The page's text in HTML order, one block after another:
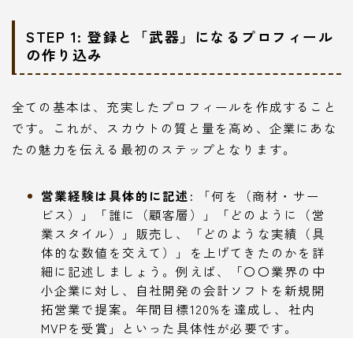
STEP 1: 登録と「武器」になるプロフィール
の作り込み
全ての基本は、充実したプロフィールを作成すること
です。これが、スカウトの質と量を高め、企業にあな
たの魅力を伝える最初のステップとなります。
営業経験は具体的に記述: 「何を（商材・サー
ビス）」「誰に（顧客層）」「どのように（営
業スタイル）」販売し、「どのような実績（具
体的な数値を交えて）」を上げてきたのかを詳
細に記述しましょう。例えば、「〇〇業界の中
小企業に対し、自社開発の会計ソフトを新規開
拓営業で提案。年間目標120%を達成し、社内
MVPを受賞」といった具体性が必要です。